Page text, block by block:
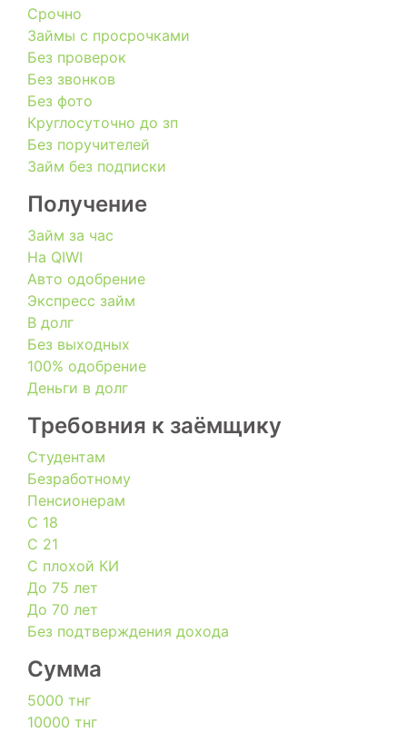
Срочно
Займы с просрочками
Без проверок
Без звонков
Без фото
Круглосуточно до зп
Без поручителей
Займ без подписки
Получение
Займ за час
На QIWI
Авто одобрение
Экспресс займ
В долг
Без выходных
100% одобрение
Деньги в долг
Требовния к заёмщику
Студентам
Безработному
Пенсионерам
С 18
С 21
С плохой КИ
До 75 лет
До 70 лет
Без подтверждения дохода
Сумма
5000 тнг
10000 тнг